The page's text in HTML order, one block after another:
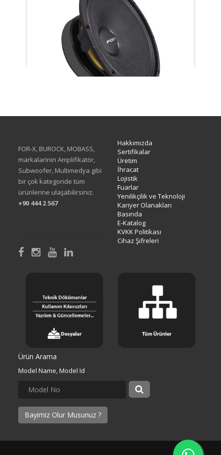
FOR-X, BUROCK, MOBASS,
markalarinin Amplifikatör,
Subwoofer, Multimedya gibi
bir çok kategoride tüm
ürünlerine ulaşabilirsiniz.
+90 444 2 567
Hakkımızda
Sertifikalar
Üretim
İhracat
Lojistik
Fuarlar
Yenilikçilik ve Teknoloji
Kariyer Olanakları
Basında
E-Katalog
KVKK Politikası
Cihaz Şifreleri
Ürün Arama
Model Name, Model Id
Bayimiz Olur Musunuz ?